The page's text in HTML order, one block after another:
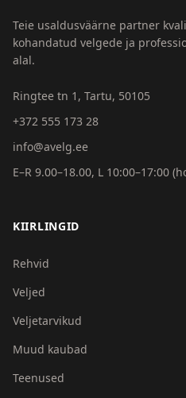
Teie usaldusväärne partner
kohandatud velgede ja
alal.
Ringtee tn 1, Tartu, 50105
+372 555 173 28
info@avelg.ee
E–R 9.00–18.00, L 10:00–17:00
KIIRLINGID
Rehvid
Veljed
Veljetarvikud
Muud kaubad
Teenused